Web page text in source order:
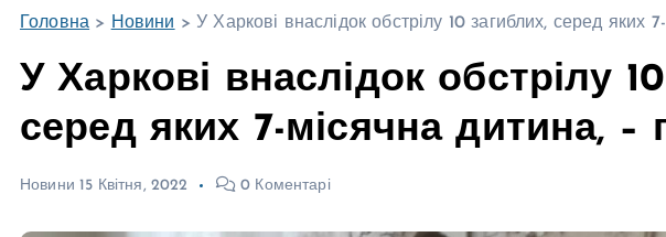
Головна > Новини > У Харкові внаслідок обстрілу 10 загиблих, серед яких
У Харкові внаслідок обстрілу
серед яких 7-місячна дитина, –
Новини 15 Квітня, 2022 0 Коментарі